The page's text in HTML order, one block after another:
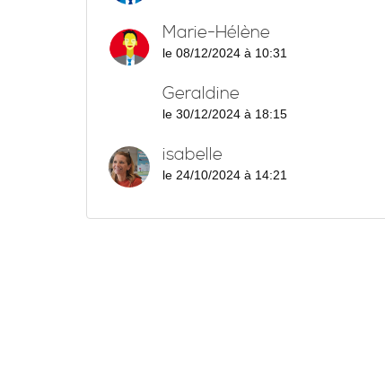
Marie-Hélène
le 08/12/2024 à 10:31
Geraldine
le 30/12/2024 à 18:15
isabelle
le 24/10/2024 à 14:21